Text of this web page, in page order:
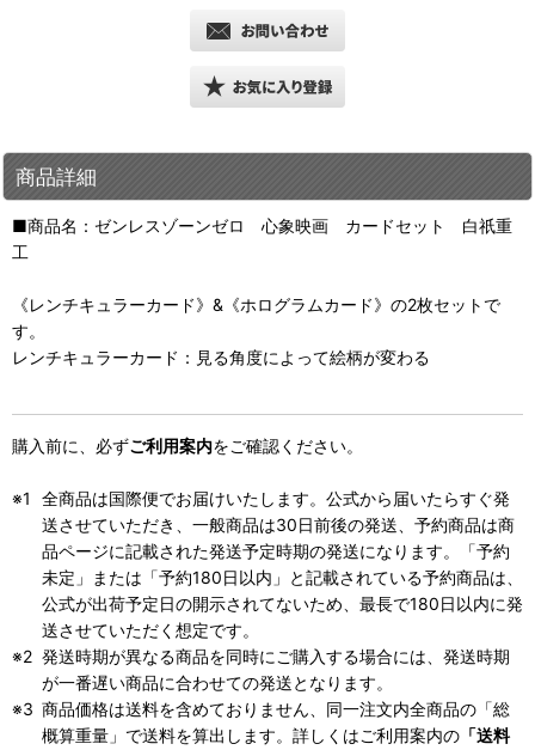
商品詳細
■商品名：ゼンレスゾーンゼロ 心象映画 カードセット 白祇重
工
《レンチキュラーカード》&《ホログラムカード》の2枚セットで
す。
レンチキュラーカード：見る角度によって絵柄が変わる
購入前に、必ずご利用案内をご確認ください。
全商品は国際便でお届けいたします。公式から届いたらすぐ発
送させていただき、一般商品は30日前後の発送、予約商品は商
品ページに記載された発送予定時期の発送になります。「予約
未定」または「予約180日以内」と記載されている予約商品は、
公式が出荷予定日の開示されてないため、最長で180日以内に発
送させていただく想定です。
発送時期が異なる商品を同時にご購入する場合には、発送時期
が一番遅い商品に合わせての発送となります。
商品価格は送料を含めておりません、同一注文内全商品の「総
概算重量」で送料を算出します。詳しくはご利用案内の 「送料